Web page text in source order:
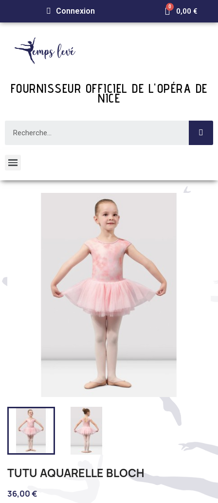
Connexion 0,00 €
FOURNISSEUR OFFICIEL DE L'OPÉRA DE
NICE
TUTU AQUARELLE BLOCH
36,00 €